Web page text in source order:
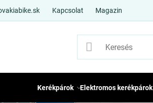
Kapcsolat Magazin
Kerékpárok Elektromos kerékpárok